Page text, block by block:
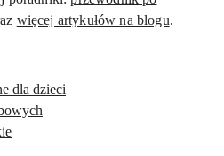
więcej artykułów na blogu.
dla dzieci